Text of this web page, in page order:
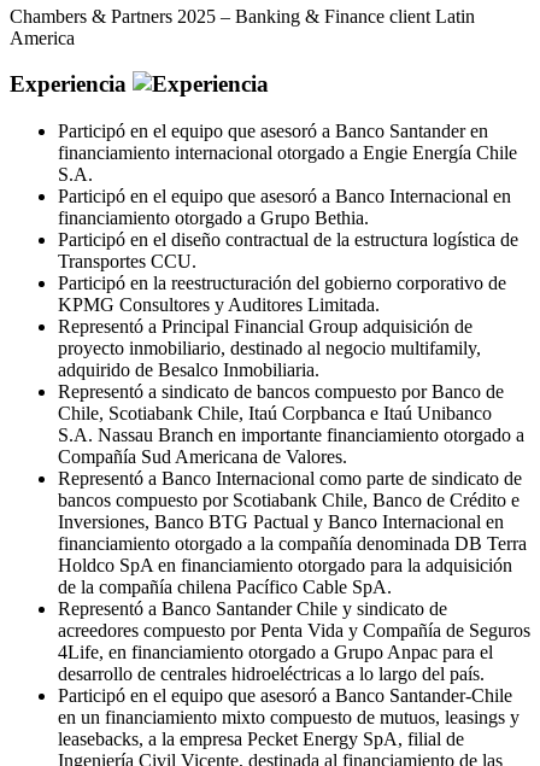
Chambers & Partners 2025 – Banking & Finance client Latin
America
Experiencia
Participó en el equipo que asesoró a Banco Santander en
financiamiento internacional otorgado a Engie Energía Chile
S.A.
Participó en el equipo que asesoró a Banco Internacional en
financiamiento otorgado a Grupo Bethia.
Participó en el diseño contractual de la estructura logística de
Transportes CCU.
Participó en la reestructuración del gobierno corporativo de
KPMG Consultores y Auditores Limitada.
Representó a Principal Financial Group adquisición de
proyecto inmobiliario, destinado al negocio multifamily,
adquirido de Besalco Inmobiliaria.
Representó a sindicato de bancos compuesto por Banco de
Chile, Scotiabank Chile, Itaú Corpbanca e Itaú Unibanco
S.A. Nassau Branch en importante financiamiento otorgado a
Compañía Sud Americana de Valores.
Representó a Banco Internacional como parte de sindicato de
bancos compuesto por Scotiabank Chile, Banco de Crédito e
Inversiones, Banco BTG Pactual y Banco Internacional en
financiamiento otorgado a la compañía denominada DB Terra
Holdco SpA en financiamiento otorgado para la adquisición
de la compañía chilena Pacífico Cable SpA.
Representó a Banco Santander Chile y sindicato de
acreedores compuesto por Penta Vida y Compañía de Seguros
4Life, en financiamiento otorgado a Grupo Anpac para el
desarrollo de centrales hidroeléctricas a lo largo del país.
Participó en el equipo que asesoró a Banco Santander-Chile
en un financiamiento mixto compuesto de mutuos, leasings y
leasebacks, a la empresa Pecket Energy SpA, filial de
Ingeniería Civil Vicente, destinada al financiamiento de las